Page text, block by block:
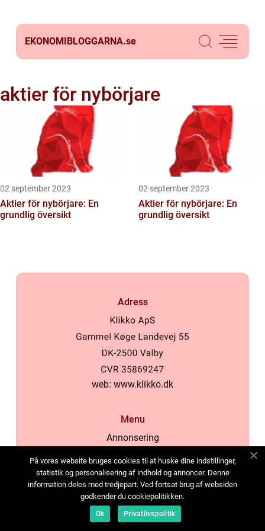
EKONOMIBLOGGARNA.se
aktier för nybörjare
02 september 2023
Aktier för nybörjare: En
grundlig översikt
02 september 2023
Aktier för nybörjare: En
grundlig översikt
Adress
web: www.klikko.dk
Menu
Annonsering
Cookies
Kontakta oss
Sitemap
På vores website bruges cookies til at huske dine indstillinger,
statistik og personalisering af indhold og annoncer. Denne
information deles med tredjepart. Ved fortsat brug af websiden
godkender du cookiepolitikken.
Ok Privatlivspolitik